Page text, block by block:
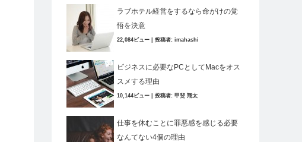
ラブホテル経営をするなら命がけの覚
悟を決意
22,084ビュー 投稿者: imahashi
ビジネスに必要なPCとしてMacをオス
スメする理由
10,144ビュー 投稿者: 甲斐 翔太
仕事を休むことに罪悪感を感じる必要
なんてない4個の理由